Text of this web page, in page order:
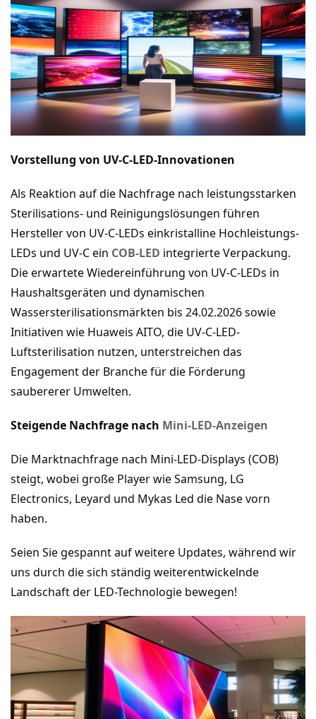
Vorstellung von UV-C-LED-Innovationen
Als Reaktion auf die Nachfrage nach leistungsstarken
Sterilisations- und Reinigungslösungen führen
Hersteller von UV-C-LEDs einkristalline Hochleistungs-
LEDs und UV-C ein COB-LED integrierte Verpackung.
Die erwartete Wiedereinführung von UV-C-LEDs in
Haushaltsgeräten und dynamischen
Wassersterilisationsmärkten bis 24.02.2026 sowie
Initiativen wie Huaweis AITO, die UV-C-LED-
Luftsterilisation nutzen, unterstreichen das
Engagement der Branche für die Förderung
saubererer Umwelten.
Steigende Nachfrage nach Mini-LED-Anzeigen
Die Marktnachfrage nach Mini-LED-Displays (COB)
steigt, wobei große Player wie Samsung, LG
Electronics, Leyard und Mykas Led die Nase vorn
haben.
Seien Sie gespannt auf weitere Updates, während wir
uns durch die sich ständig weiterentwickelnde
Landschaft der LED-Technologie bewegen!